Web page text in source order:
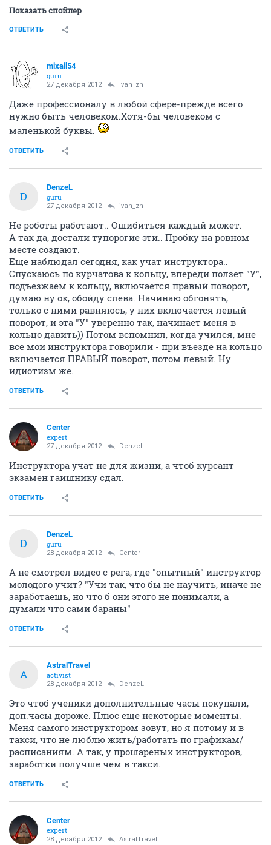
Показать спойлер
ОТВЕТИТЬ
mixail54
guru
27 декабря 2012 ivаn_zh
Даже профессионалу в любой сфере-прежде всего
нужно быть человеком.Хотя-бы человеком с
маленькой буквы.
ОТВЕТИТЬ
D
DenzeL
guru
27 декабря 2012 ivаn_zh
Не роботы работают.. Ошибиться каждый может.
А так да, достали тупорогие эти.. Пробку на ровном
месте создают.
Еще наблюдал сегодня, как учат инструктора..
Спускаюсь по курчатова к кольцу, впереди ползет "У",
подъезжаем к кольцу, включается правый поворот,
думаю ну ок, обойду слева. Начинаю обгонять,
только с ними равняюсь, у них включается левый
поворот, и эта "У" уверенно так, начинает меня в
кольцо давить)) Потом вспомнил, когда учился, мне
все мои инструктора говорили - при въезде на кольцо
включается ПРАВЫЙ поворот, потом левый. Ну
идиотизм же.
ОТВЕТИТЬ
Center
expert
27 декабря 2012 DenzeL
Инструктора учат не для жизни, а чтоб курсант
экзамен гаишнику сдал.
ОТВЕТИТЬ
D
DenzeL
guru
28 декабря 2012 Center
А не смотрел видео с рега, где "опытный" инструктор
молодого учит? "Учи так, что бы не научить, иначе не
заработаешь, но что б они этого не понимали, а
думали что сами бараны"
ОТВЕТИТЬ
A
AstralTravel
activist
28 декабря 2012 DenzeL
Это чтоб ученики дополнительные часы покупали,
доп.часы дороже. Плюс еще некоторые моменты.
Меня самого инструктором зовут, но я потому и в
такси, что не люблю жить/работать по графикам/
расписаниям. А так, у прошареных инструкторов,
заработки получше чем в такси.
ОТВЕТИТЬ
Center
expert
28 декабря 2012 AstralTravel